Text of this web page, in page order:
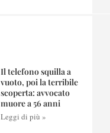
Il telefono squilla a
vuoto, poi la terribile
scoperta: avvocato
muore a 56 anni
Leggi di più »